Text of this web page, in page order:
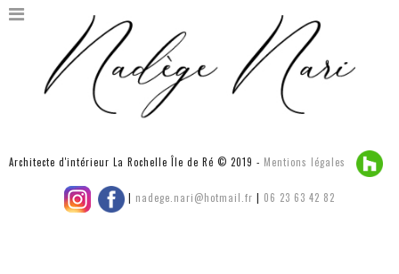
Architecte d'intérieur La Rochelle Île de Ré © 2019 - Mentions légales
| nadege.nari@hotmail.fr | 06 23 63 42 82